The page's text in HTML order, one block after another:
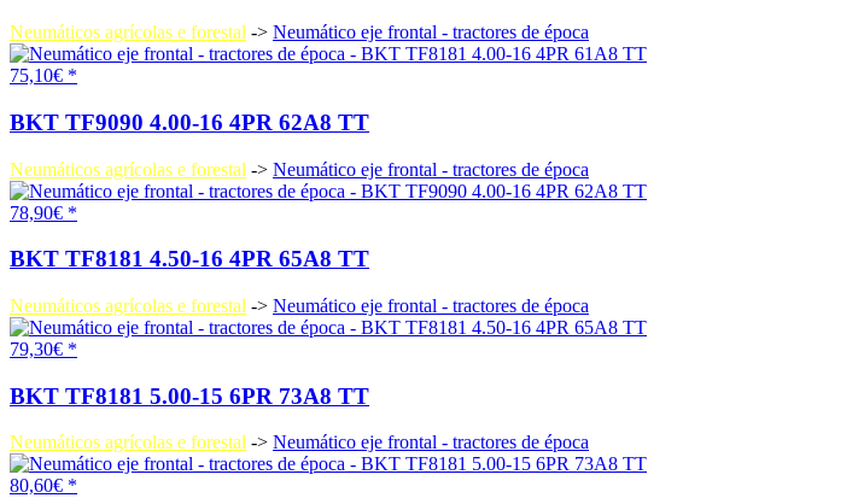
Neumáticos agrícolas e forestal -> Neumático eje frontal - tractores de época
75,10€ *
BKT TF9090 4.00-16 4PR 62A8 TT
Neumáticos agrícolas e forestal -> Neumático eje frontal - tractores de época
78,90€ *
BKT TF8181 4.50-16 4PR 65A8 TT
Neumáticos agrícolas e forestal -> Neumático eje frontal - tractores de época
79,30€ *
BKT TF8181 5.00-15 6PR 73A8 TT
Neumáticos agrícolas e forestal -> Neumático eje frontal - tractores de época
80,60€ *